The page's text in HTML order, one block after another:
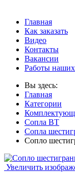
Главная
Как заказать
Видео
Контакты
Вакансии
Работы
Вы здесь:
Главная
Категории
Сопла BT
Сопла
Сопло
Увеличить